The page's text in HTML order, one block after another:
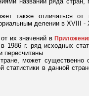
также отличаться от
делении в XVIII -
от их значений в
1986 г. ряд исходных
пересчитаны
может существенно
в данной